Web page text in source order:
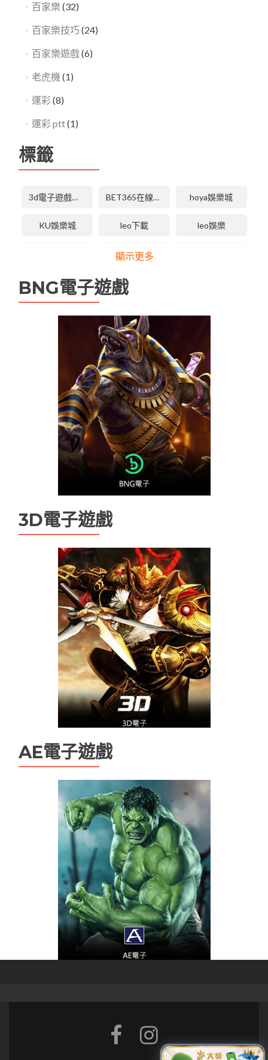
百家樂 (32)
百家樂技巧(24)
百家樂遊戲(6)
老虎機 (1)
運彩(8)
運彩 ptt(1)
標籤
3d電子遊戲技巧 BET365在線體育投注 hoya娛樂城
KU娛樂城 leo下載 leo娛樂
leo娛樂城維修 tha 3d電子
USDT娛樂城
九州娛樂leo
九州娛樂城 九州現金版 優塔娛樂城
優塔娛樂城無法登入 天下現金網 娛樂城
娛樂城app 娛樂城優惠 娛樂城排行
娛樂城詐騙
百家樂技巧
百家樂路單 百家樂遊戲
電子老虎機遊戲推薦 魔龍傳奇打法
顯示更多
BNG電子遊戲
3D電子遊戲
AE電子遊戲
Facebook
linkInstagram
link